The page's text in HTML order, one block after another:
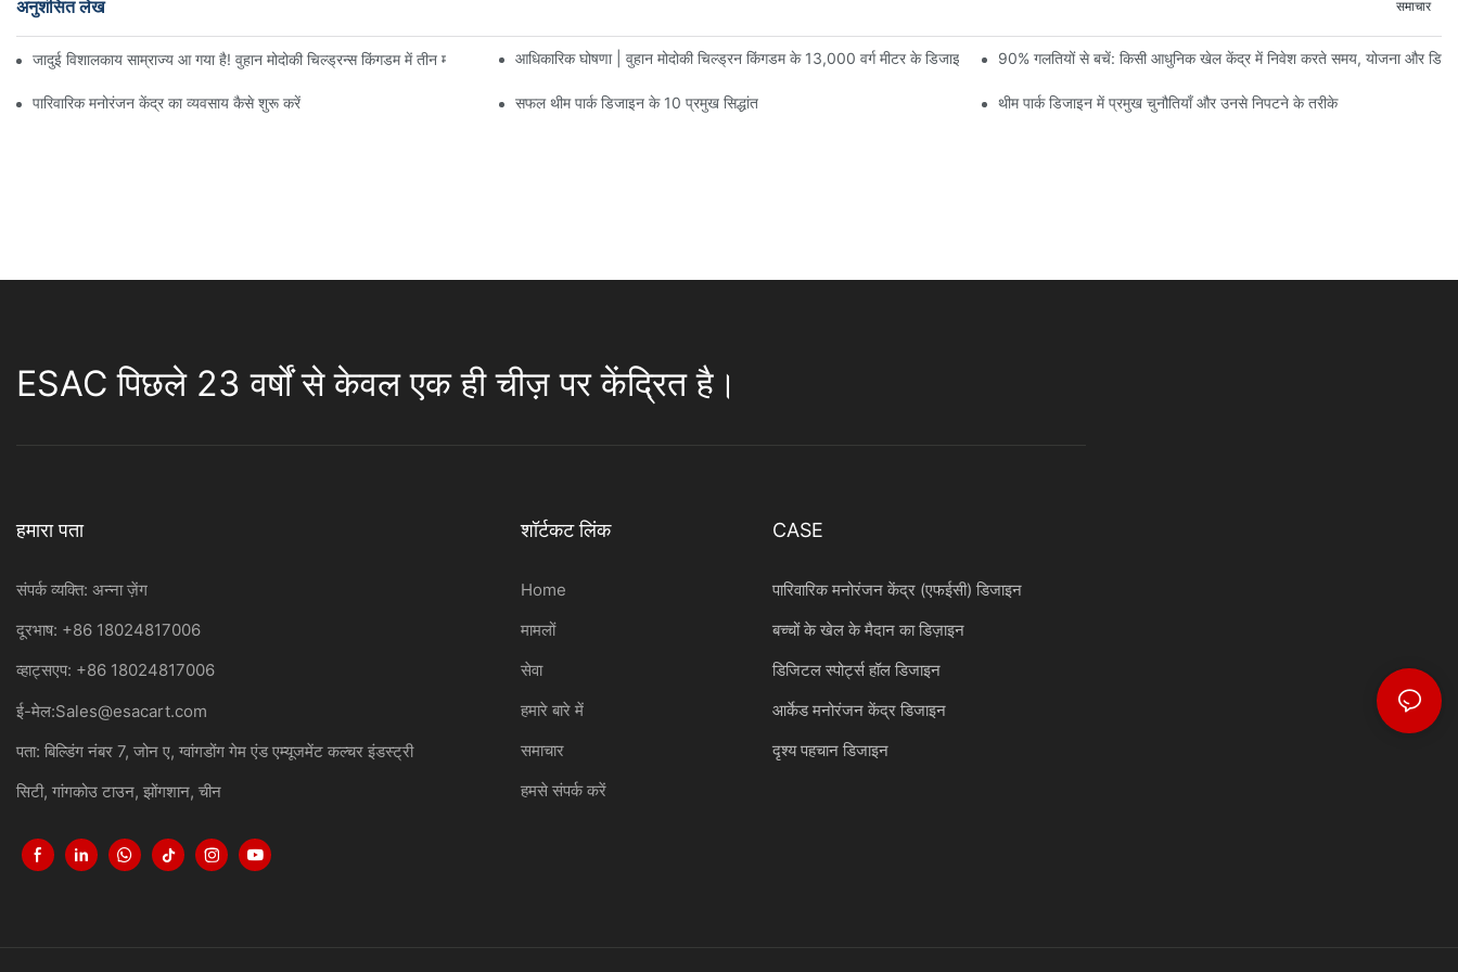
अनुशंसित लेख समाचार
जादुई विशालकाय साम्राज्य आ गया है! वुहान मोदोकी चिल्ड्रन्स किंगडम में तीन मंजिलों पर मनोरंजन की सुविधाएं हैं जिनमें 60 से अधिक रोमांचक आकर्षण मौजूद हैं।
आधिकारिक घोषणा | वुहान मोदोकी चिल्ड्रन किंगडम के 13,000 वर्ग मीटर के डिजाइन और निर्माण प्रगति की पहली झलक90% गलतियों से बचें: किसी आधुनिक खेल केंद्र में निवेश करते समय, योजना और
पारिवारिक मनोरंजन केंद्र का व्यवसाय कैसे शुरू करें सफल थीम पार्क डिजाइन के 10 प्रमुख सिद्धांत थीम पार्क डिजाइन में प्रमुख चुनौतियाँ और उनसे निपटने के तरीके
ESAC पिछले 23 वर्षों से केवल एक ही चीज़ पर केंद्रित है।
हमारा पता
संपर्क व्यक्ति: अन्ना ज़ेंग
दूरभाष: +86 18024817006
व्हाट्सएप: +86 18024817006
ई-मेल:Sales@esacart.com
पता: बिल्डिंग नंबर 7, जोन ए, ग्वांगडोंग गेम एंड एम्यूजमेंट कल्चर इंडस्ट्री
सिटी, गांगकोउ टाउन, झोंगशान, चीन
शॉर्टकट लिंक
Home
मामलों
सेवा
हमारे बारे में
समाचार
हमसे संपर्क करें
CASE
पारिवारिक मनोरंजन केंद्र (एफईसी) डिजाइन
बच्चों के खेल के मैदान का डिज़ाइन
डिजिटल स्पोर्ट्स हॉल डिजाइन
आर्केड मनोरंजन केंद्र डिजाइन
दृश्य पहचान डिजाइन